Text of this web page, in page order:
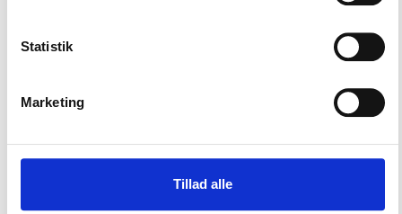
Statistik
Marketing
Tillad alle
info@playthegame.org
SEE ALSO
Privacy policy